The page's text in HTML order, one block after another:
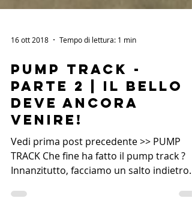
16 ott 2018 Tempo di lettura: 1 min
PUMP TRACK -
PARTE 2 | Il bello
deve ancora
venire!
Vedi prima post precedente >> PUMP